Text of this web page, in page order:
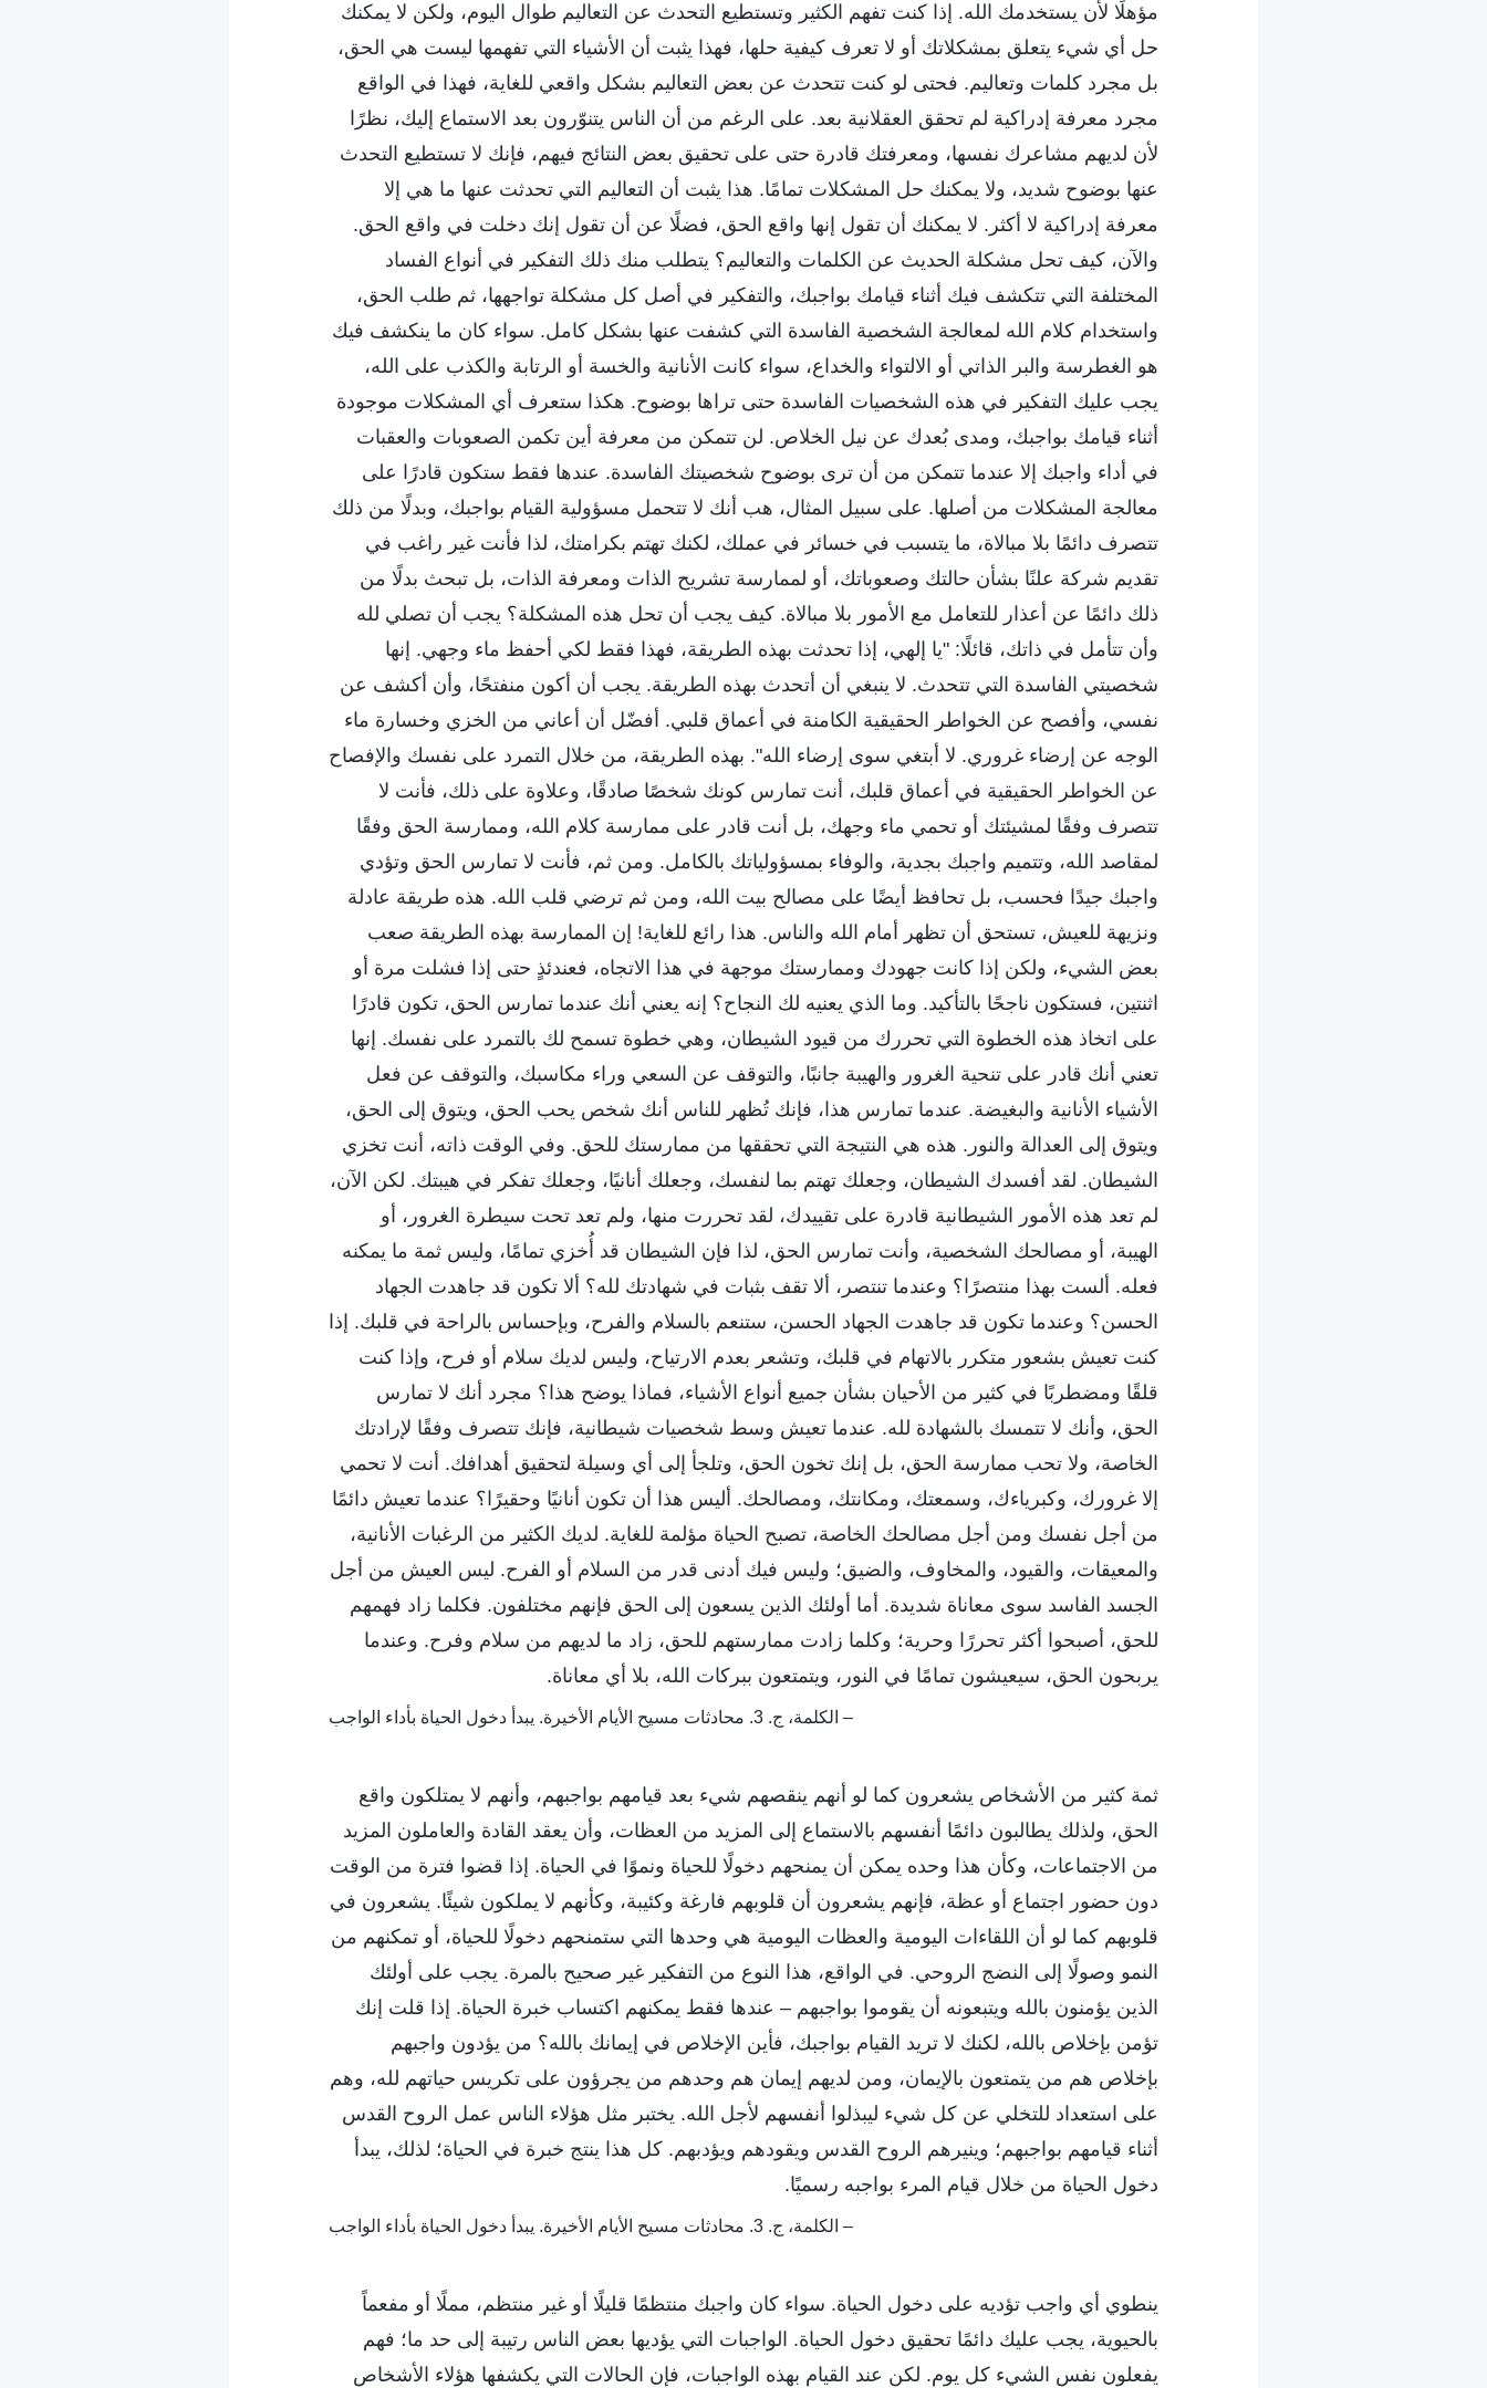
مؤهلًا لأن يستخدمك الله. إذا كنت تفهم الكثير وتستطيع التحدث عن التعاليم طوال اليوم، ولكن لا يمكنك
حل أي شيء يتعلق بمشكلاتك أو لا تعرف كيفية حلها، فهذا يثبت أن الأشياء التي تفهمها ليست هي الحق،
بل مجرد كلمات وتعاليم. فحتى لو كنت تتحدث عن بعض التعاليم بشكل واقعي للغاية، فهذا في الواقع
مجرد معرفة إدراكية لم تحقق العقلانية بعد. على الرغم من أن الناس يتنوّرون بعد الاستماع إليك، نظرًا
لأن لديهم مشاعرك نفسها، ومعرفتك قادرة حتى على تحقيق بعض النتائج فيهم، فإنك لا تستطيع التحدث
عنها بوضوح شديد، ولا يمكنك حل المشكلات تمامًا. هذا يثبت أن التعاليم التي تحدثت عنها ما هي إلا
معرفة إدراكية لا أكثر. لا يمكنك أن تقول إنها واقع الحق، فضلًا عن أن تقول إنك دخلت في واقع الحق.
والآن، كيف تحل مشكلة الحديث عن الكلمات والتعاليم؟ يتطلب منك ذلك التفكير في أنواع الفساد
المختلفة التي تتكشف فيك أثناء قيامك بواجبك، والتفكير في أصل كل مشكلة تواجهها، ثم طلب الحق،
واستخدام كلام الله لمعالجة الشخصية الفاسدة التي كشفت عنها بشكل كامل. سواء كان ما ينكشف فيك
هو الغطرسة والبر الذاتي أو الالتواء والخداع، سواء كانت الأنانية والخسة أو الرتابة والكذب على الله،
يجب عليك التفكير في هذه الشخصيات الفاسدة حتى تراها بوضوح. هكذا ستعرف أي المشكلات موجودة
أثناء قيامك بواجبك، ومدى بُعدك عن نيل الخلاص. لن تتمكن من معرفة أين تكمن الصعوبات والعقبات
في أداء واجبك إلا عندما تتمكن من أن ترى بوضوح شخصيتك الفاسدة. عندها فقط ستكون قادرًا على
معالجة المشكلات من أصلها. على سبيل المثال، هب أنك لا تتحمل مسؤولية القيام بواجبك، وبدلًا من ذلك
تتصرف دائمًا بلا مبالاة، ما يتسبب في خسائر في عملك، لكنك تهتم بكرامتك، لذا فأنت غير راغب في
تقديم شركة علنًا بشأن حالتك وصعوباتك، أو لممارسة تشريح الذات ومعرفة الذات، بل تبحث بدلًا من
ذلك دائمًا عن أعذار للتعامل مع الأمور بلا مبالاة. كيف يجب أن تحل هذه المشكلة؟ يجب أن تصلي لله
وأن تتأمل في ذاتك، قائلًا: "يا إلهي، إذا تحدثت بهذه الطريقة، فهذا فقط لكي أحفظ ماء وجهي. إنها
شخصيتي الفاسدة التي تتحدث. لا ينبغي أن أتحدث بهذه الطريقة. يجب أن أكون منفتحًا، وأن أكشف عن
نفسي، وأفصح عن الخواطر الحقيقية الكامنة في أعماق قلبي. أفضّل أن أعاني من الخزي وخسارة ماء
الوجه عن إرضاء غروري. لا أبتغي سوى إرضاء الله". بهذه الطريقة، من خلال التمرد على نفسك والإفصاح
عن الخواطر الحقيقية في أعماق قلبك، أنت تمارس كونك شخصًا صادقًا، وعلاوة على ذلك، فأنت لا
تتصرف وفقًا لمشيئتك أو تحمي ماء وجهك، بل أنت قادر على ممارسة كلام الله، وممارسة الحق وفقًا
لمقاصد الله، وتتميم واجبك بجدية، والوفاء بمسؤولياتك بالكامل. ومن ثم، فأنت لا تمارس الحق وتؤدي
واجبك جيدًا فحسب، بل تحافظ أيضًا على مصالح بيت الله، ومن ثم ترضي قلب الله. هذه طريقة عادلة
ونزيهة للعيش، تستحق أن تظهر أمام الله والناس. هذا رائع للغاية! إن الممارسة بهذه الطريقة صعب
بعض الشيء، ولكن إذا كانت جهودك وممارستك موجهة في هذا الاتجاه، فعندئذٍ حتى إذا فشلت مرة أو
اثنتين، فستكون ناجحًا بالتأكيد. وما الذي يعنيه لك النجاح؟ إنه يعني أنك عندما تمارس الحق، تكون قادرًا
على اتخاذ هذه الخطوة التي تحررك من قيود الشيطان، وهي خطوة تسمح لك بالتمرد على نفسك. إنها
تعني أنك قادر على تنحية الغرور والهيبة جانبًا، والتوقف عن السعي وراء مكاسبك، والتوقف عن فعل
الأشياء الأنانية والبغيضة. عندما تمارس هذا، فإنك تُظهر للناس أنك شخص يحب الحق، ويتوق إلى الحق،
ويتوق إلى العدالة والنور. هذه هي النتيجة التي تحققها من ممارستك للحق. وفي الوقت ذاته، أنت تخزي
الشيطان. لقد أفسدك الشيطان، وجعلك تهتم بما لنفسك، وجعلك أنانيًا، وجعلك تفكر في هيبتك. لكن الآن،
لم تعد هذه الأمور الشيطانية قادرة على تقييدك، لقد تحررت منها، ولم تعد تحت سيطرة الغرور، أو
الهيبة، أو مصالحك الشخصية، وأنت تمارس الحق، لذا فإن الشيطان قد أُخزي تمامًا، وليس ثمة ما يمكنه
فعله. ألست بهذا منتصرًا؟ وعندما تنتصر، ألا تقف بثبات في شهادتك لله؟ ألا تكون قد جاهدت الجهاد
الحسن؟ وعندما تكون قد جاهدت الجهاد الحسن، ستنعم بالسلام والفرح، وبإحساس بالراحة في قلبك. إذا
كنت تعيش بشعور متكرر بالاتهام في قلبك، وتشعر بعدم الارتياح، وليس لديك سلام أو فرح، وإذا كنت
قلقًا ومضطربًا في كثير من الأحيان بشأن جميع أنواع الأشياء، فماذا يوضح هذا؟ مجرد أنك لا تمارس
الحق، وأنك لا تتمسك بالشهادة لله. عندما تعيش وسط شخصيات شيطانية، فإنك تتصرف وفقًا لإرادتك
الخاصة، ولا تحب ممارسة الحق، بل إنك تخون الحق، وتلجأ إلى أي وسيلة لتحقيق أهدافك. أنت لا تحمي
إلا غرورك، وكبرياءك، وسمعتك، ومكانتك، ومصالحك. أليس هذا أن تكون أنانيًا وحقيرًا؟ عندما تعيش دائمًا
من أجل نفسك ومن أجل مصالحك الخاصة، تصبح الحياة مؤلمة للغاية. لديك الكثير من الرغبات الأنانية،
والمعيقات، والقيود، والمخاوف، والضيق؛ وليس فيك أدنى قدر من السلام أو الفرح. ليس العيش من أجل
الجسد الفاسد سوى معاناة شديدة. أما أولئك الذين يسعون إلى الحق فإنهم مختلفون. فكلما زاد فهمهم
للحق، أصبحوا أكثر تحررًا وحرية؛ وكلما زادت ممارستهم للحق، زاد ما لديهم من سلام وفرح. وعندما
يربحون الحق، سيعيشون تمامًا في النور، ويتمتعون ببركات الله، بلا أي معاناة.
– الكلمة، ج. 3. محادثات مسيح الأيام الأخيرة. يبدأ دخول الحياة بأداء الواجب
ثمة كثير من الأشخاص يشعرون كما لو أنهم ينقصهم شيء بعد قيامهم بواجبهم، وأنهم لا يمتلكون واقع
الحق، ولذلك يطالبون دائمًا أنفسهم بالاستماع إلى المزيد من العظات، وأن يعقد القادة والعاملون المزيد
من الاجتماعات، وكأن هذا وحده يمكن أن يمنحهم دخولًا للحياة ونموًا في الحياة. إذا قضوا فترة من الوقت
دون حضور اجتماع أو عظة، فإنهم يشعرون أن قلوبهم فارغة وكئيبة، وكأنهم لا يملكون شيئًا. يشعرون في
قلوبهم كما لو أن اللقاءات اليومية والعظات اليومية هي وحدها التي ستمنحهم دخولًا للحياة، أو تمكنهم من
النمو وصولًا إلى النضج الروحي. في الواقع، هذا النوع من التفكير غير صحيح بالمرة. يجب على أولئك
الذين يؤمنون بالله ويتبعونه أن يقوموا بواجبهم – عندها فقط يمكنهم اكتساب خبرة الحياة. إذا قلت إنك
تؤمن بإخلاص بالله، لكنك لا تريد القيام بواجبك، فأين الإخلاص في إيمانك بالله؟ من يؤدون واجبهم
بإخلاص هم من يتمتعون بالإيمان، ومن لديهم إيمان هم وحدهم من يجرؤون على تكريس حياتهم لله، وهم
على استعداد للتخلي عن كل شيء ليبذلوا أنفسهم لأجل الله. يختبر مثل هؤلاء الناس عمل الروح القدس
أثناء قيامهم بواجبهم؛ وينيرهم الروح القدس ويقودهم ويؤدبهم. كل هذا ينتج خبرة في الحياة؛ لذلك، يبدأ
دخول الحياة من خلال قيام المرء بواجبه رسميًا.
– الكلمة، ج. 3. محادثات مسيح الأيام الأخيرة. يبدأ دخول الحياة بأداء الواجب
ينطوي أي واجب تؤديه على دخول الحياة. سواء كان واجبك منتظمًا قليلًا أو غير منتظم، مملًا أو مفعماً
بالحيوية، يجب عليك دائمًا تحقيق دخول الحياة. الواجبات التي يؤديها بعض الناس رتيبة إلى حد ما؛ فهم
يفعلون نفس الشيء كل يوم. لكن عند القيام بهذه الواجبات، فإن الحالات التي يكشفها هؤلاء الأشخاص